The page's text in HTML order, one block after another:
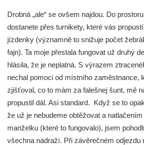
Drobná „ale“ se ovšem najdou. Do
dostanete přes turnikety, které vás
jízdenky (významně to snižuje počet
fajn). Ta moje přestala fungovat už druhý
hlásila, že je neplatná. S výrazem
nechal pomoci od místního zaměstnance,
zjišťoval, co to mám za falešnej šunt, mě
propustil dál. Asi standard. Když se to
že už je nebudeme obtěžovat a
manželku (které to fungovalo), jsem
všechna nádraží. Při závěrečném odjezdu